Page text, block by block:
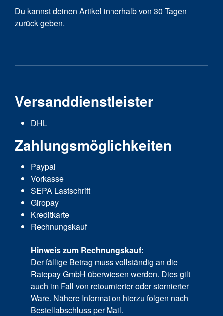
Du kannst deinen Artikel innerhalb von 30 Tagen
zurück geben.
Versanddienstleister
DHL
Zahlungsmöglichkeiten
Paypal
Vorkasse
SEPA Lastschrift
Giropay
Kreditkarte
Rechnungskauf
Hinweis zum Rechnungskauf:
Der fällige Betrag muss vollständig an die
Ratepay GmbH überwiesen werden. Dies gilt
auch im Fall von retournierter oder stornierter
Ware. Nähere Information hierzu folgen nach
Bestellabschluss per Mail.